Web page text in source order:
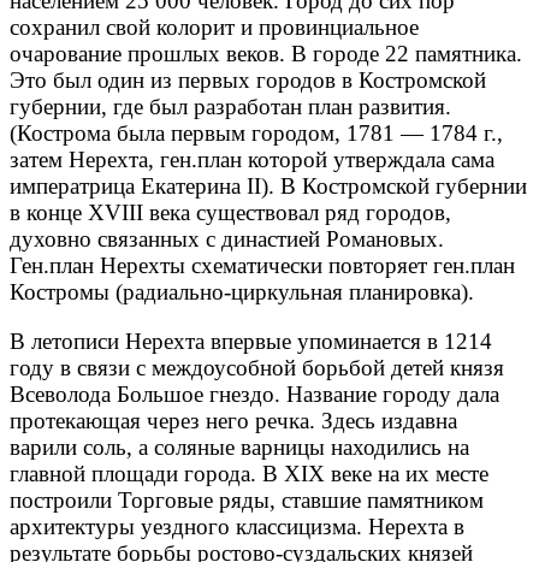
сохранил свой колорит и провинциальное
очарование прошлых веков. В городе 22 памятника.
Это был один из первых городов в Костромской
губернии, где был разработан план развития.
(Кострома была первым городом, 1781 — 1784 г.,
затем Нерехта, ген.план которой утверждала сама
императрица Екатерина II). В Костромской губернии
в конце XVIII века существовал ряд городов,
духовно связанных с династией Романовых.
Ген.план Нерехты схематически повторяет ген.план
Костромы (радиально-циркульная планировка).
В летописи Нерехта впервые упоминается в 1214
году в связи с междоусобной борьбой детей князя
Всеволода Большое гнездо. Название городу дала
протекающая через него речка. Здесь издавна
варили соль, а соляные варницы находились на
главной площади города. В XIX веке на их месте
построили Торговые ряды, ставшие памятником
архитектуры уездного классицизма. Нерехта в
результате борьбы ростово-суздальских князей